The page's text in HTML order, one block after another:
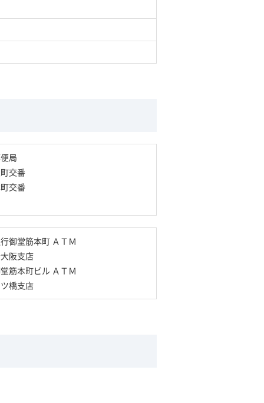
局
交番
交番
御堂筋本町 ＡＴＭ
阪支店
筋本町ビル ＡＴＭ
橋支店